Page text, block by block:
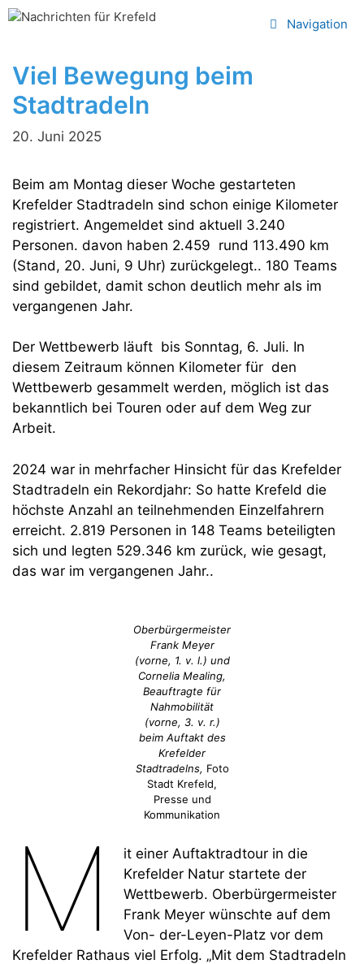
Zum
Navigation
Viel Bewegung beim
Stadtradeln
20. Juni 2025
Beim am Montag dieser Woche gestarteten
Krefelder Stadtradeln sind schon einige Kilometer
registriert. Angemeldet sind aktuell 3.240
Personen. davon haben 2.459 rund 113.490 km
(Stand, 20. Juni, 9 Uhr) zurückgelegt.. 180 Teams
sind gebildet, damit schon deutlich mehr als im
vergangenen Jahr.
Der Wettbewerb läuft bis Sonntag, 6. Juli. In
diesem Zeitraum können Kilometer für den
Wettbewerb gesammelt werden, möglich ist das
bekanntlich bei Touren oder auf dem Weg zur
Arbeit.
2024 war in mehrfacher Hinsicht für das Krefelder
Stadtradeln ein Rekordjahr: So hatte Krefeld die
höchste Anzahl an teilnehmenden Einzelfahrern
erreicht. 2.819 Personen in 148 Teams beteiligten
sich und legten 529.346 km zurück, wie gesagt,
das war im vergangenen Jahr..
Oberbürgermeister
Frank Meyer
(vorne, 1. v. l.) und
Cornelia Mealing,
Beauftragte für
Nahmobilität
(vorne, 3. v. r.)
beim Auftakt des
Krefelder
Stadtradelns, Foto
Stadt Krefeld,
Presse und
Kommunikation
M
it einer Auftaktradtour in die
Krefelder Natur startete der
Wettbewerb. Oberbürgermeister
Frank Meyer wünschte auf dem
Von- der-Leyen-Platz vor dem
Krefelder Rathaus viel Erfolg. „Mit dem Stadtradeln